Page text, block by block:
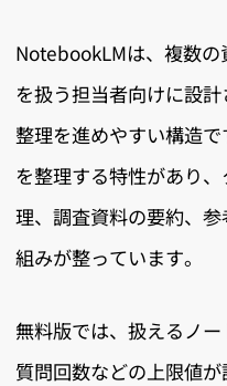
NotebookLMは、複数
を扱う担当者向けに設
整理を進めやすい構造
を整理する特性があり
理、調査資料の要約、
組みが整っています。
無料版では、扱えるノ
質問回数などの上限値